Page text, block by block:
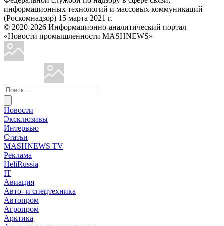
информационных технологий и массовых коммуникаций
(Роскомнадзор) 15 марта 2021 г.
© 2020-2026 Информационно-аналитический портал
«Новости промышленности MASHNEWS»
Новости
Эксклюзивы
Интервью
Статьи
MASHNEWS TV
Реклама
HeliRussia
IT
Авиация
Авто- и спецтехника
Автопром
Агропром
Арктика